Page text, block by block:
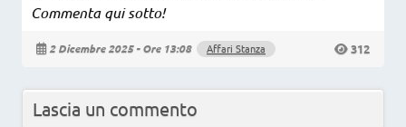
Commenta qui sotto!
2 Dicembre 2025 - Ore 13:08 Affari Stanza 312
Lascia un commento